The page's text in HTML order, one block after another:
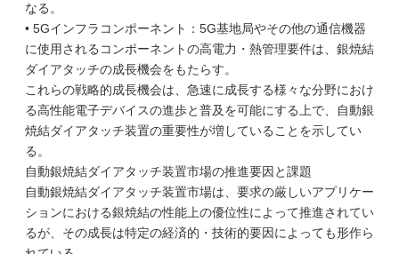
なる。
• 5Gインフラコンポーネント：5G基地局やその他の通信機器
に使用されるコンポーネントの高電力・熱管理要件は、銀焼結
ダイアタッチの成長機会をもたらす。
これらの戦略的成長機会は、急速に成長する様々な分野におけ
る高性能電子デバイスの進歩と普及を可能にする上で、自動銀
焼結ダイアタッチ装置の重要性が増していることを示してい
る。
自動銀焼結ダイアタッチ装置市場の推進要因と課題
自動銀焼結ダイアタッチ装置市場は、要求の厳しいアプリケー
ションにおける銀焼結の性能上の優位性によって推進されてい
るが、その成長は特定の経済的・技術的要因によっても形作ら